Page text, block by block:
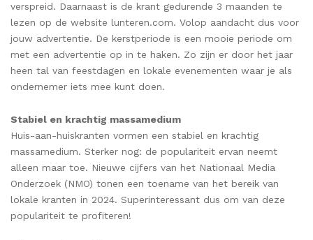
verspreid. Daarnaast is de krant gedurende 3 maanden te
lezen op de website lunteren.com. Volop aandacht dus voor
jouw advertentie. De kerstperiode is een mooie periode om
met een advertentie op in te haken. Zo zijn er door het jaar
heen tal van feestdagen en lokale evenementen waar je als
ondernemer iets mee kunt doen.
Stabiel en krachtig massamedium
Huis-aan-huiskranten vormen een stabiel en krachtig
massamedium. Sterker nog: de populariteit ervan neemt
alleen maar toe. Nieuwe cijfers van het Nationaal Media
Onderzoek (NMO) tonen een toename van het bereik van
lokale kranten in 2024. Superinteressant dus om van deze
populariteit te profiteren!